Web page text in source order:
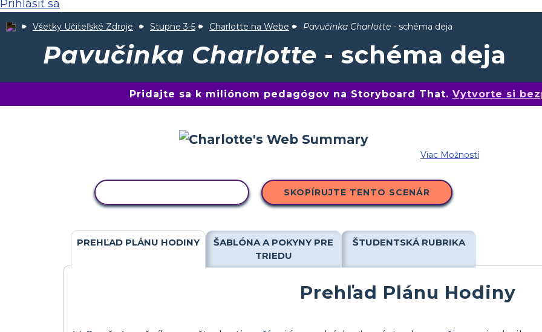
Prihlásiť sa
Všetky Učiteľské Zdroje Stupne 3-5 Charlotte na Webe Pavučinka Charlotte - schéma deja
Pavučinka Charlotte - schéma deja
Pridajte sa k miliónom pedagógov na Storyboard That. Vytvorte si
Viac Možností
SKOPÍRUJTE TENTO SCENÁR
PREHĽAD PLÁNU HODINY
ŠABLÓNA A POKYNY PRE
TRIEDU
ŠTUDENTSKÁ RUBRIKA
Prehľad Plánu Hodiny